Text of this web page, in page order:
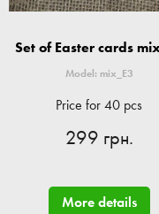
Set of Easter cards
Model: mix_E3
Price for 40 pcs
299 грн.
More details